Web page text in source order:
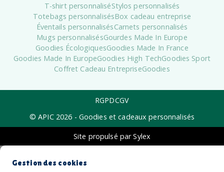
T-shirt personnaliséStylos personnalisés
Totebags personnalisésBox cadeau entreprise
Éventails personnalisésCarnets personnalisés
Mugs personnalisésGourdes Made In Europe
Goodies ÉcologiquesGoodies Made In France
Goodies Made In EuropeGoodies High TechGoodies Sport
Coffret Cadeau EntrepriseGoodies
RGPDCGV
© APIC 2026 - Goodies et cadeaux personnalisés
Site propulsé par Sylex
Gestion des cookies